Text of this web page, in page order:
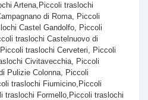
Artena,Piccoli traslochi
di Roma, Piccoli
Castel Gandolfo, Piccoli
traslochi Castelnuovo di
traslochi Cerveteri, Piccoli
Civitavecchia, Piccoli
Pulizie Colonna, Piccoli
traslochi Fiumicino,Piccoli
traslochi Formello,Piccoli traslochi